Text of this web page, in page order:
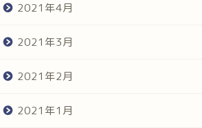
2021年4月
2021年3月
2021年2月
2021年1月